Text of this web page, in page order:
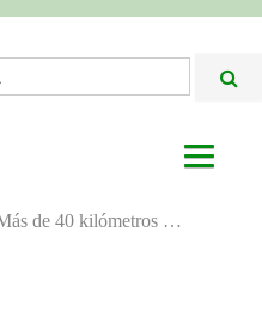
Más de 40 kilómetros de senderos señalizados